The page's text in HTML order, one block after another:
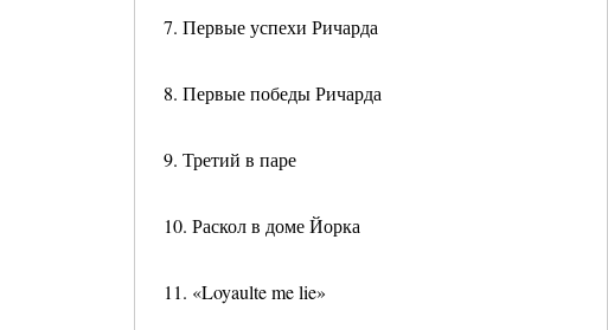
7. Первые успехи Ричарда
8. Первые победы Ричарда
9. Третий в паре
10. Раскол в доме Йорка
11. «Loyaulte me lie»